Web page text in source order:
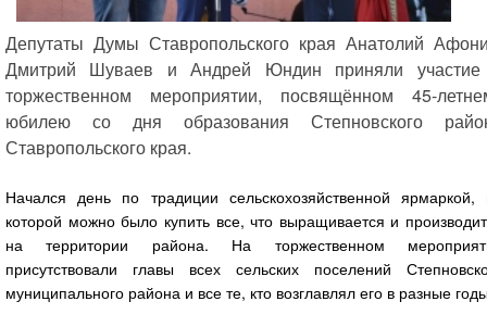
Депутаты Думы Ставропольского края Анатолий
Дмитрий Шуваев и Андрей Юндин приняли
торжественном мероприятии, посвящённом 45-
юбилею со дня образования Степновского
Ставропольского края.
Начался день по традиции сельскохозяйственной ярмаркой,
которой можно было купить все, что выращивается и
на территории района. На торжественном
присутствовали главы всех сельских поселений
муниципального района и все те, кто возглавлял его в разные